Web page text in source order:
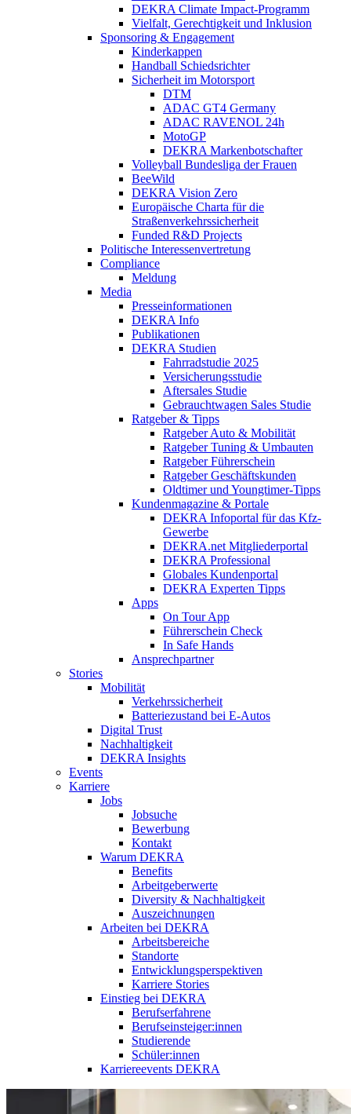
DEKRA Climate Impact-Programm
Vielfalt, Gerechtigkeit und Inklusion​
Sponsoring & Engagement
Kinderkappen
Handball Schiedsrichter
Sicherheit im Motorsport
DTM
ADAC GT4 Germany
ADAC RAVENOL 24h
MotoGP
DEKRA Markenbotschafter
Volleyball Bundesliga der Frauen
BeeWild
DEKRA Vision Zero
Europäische Charta für die
Straßenverkehrssicherheit
Funded R&D Projects
Politische Interessenvertretung
Compliance
Meldung
Media
Presseinformationen
DEKRA Info
Publikationen
DEKRA Studien
Fahrradstudie 2025
Versicherungsstudie
Aftersales Studie
Gebrauchtwagen Sales Studie
Ratgeber & Tipps
Ratgeber Auto & Mobilität
Ratgeber Tuning & Umbauten
Ratgeber Führerschein
Ratgeber Geschäftskunden
Oldtimer und Youngtimer-Tipps
Kundenmagazine & Portale
DEKRA Infoportal für das Kfz-
Gewerbe
DEKRA.net Mitgliederportal
DEKRA Professional
Globales Kundenportal
DEKRA Experten Tipps
Apps
On Tour App
Führerschein Check
In Safe Hands
Ansprechpartner
Stories
Mobilität
Verkehrssicherheit
Batteriezustand bei E-Autos
Digital Trust
Nachhaltigkeit
DEKRA Insights
Events
Karriere
Jobs
Jobsuche
Bewerbung
Kontakt
Warum DEKRA
Benefits
Arbeitgeberwerte
Diversity & Nachhaltigkeit
Auszeichnungen
Arbeiten bei DEKRA
Arbeitsbereiche
Standorte
Entwicklungsperspektiven
Karriere Stories
Einstieg bei DEKRA
Berufserfahrene
Berufseinsteiger:innen
Studierende
Schüler:innen
Karriereevents DEKRA